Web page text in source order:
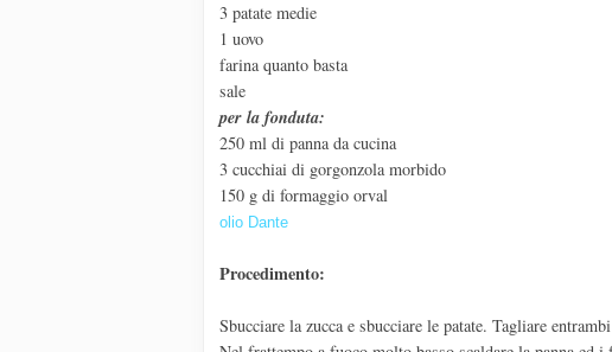
3 patate medie
1 uovo
farina quanto basta
sale
per la fonduta:
250 ml di panna da cucina
3 cucchiai di gorgonzola morbido
150 g di formaggio orval
olio Dante
Procedimento:
Sbucciare la zucca e sbucciare le patate. Tagliare